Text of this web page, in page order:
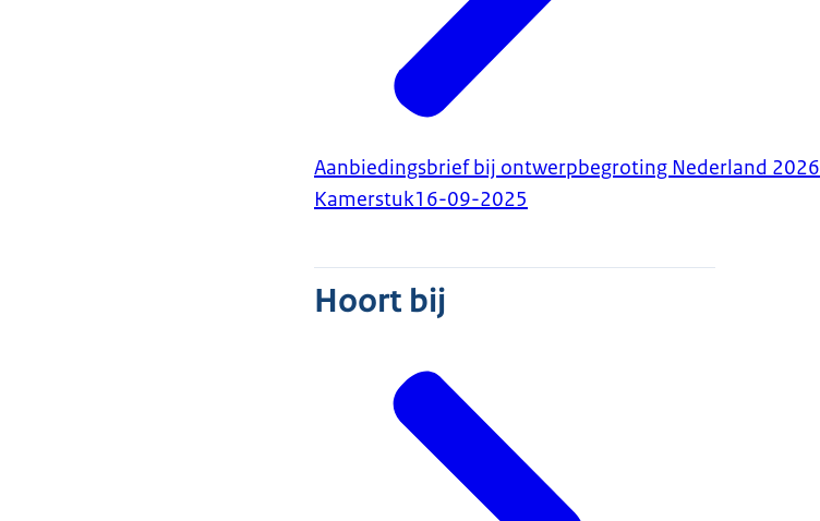
Aanbiedingsbrief bij ontwerpbegroting Nederland 2026
Kamerstuk16-09-2025
Hoort bij